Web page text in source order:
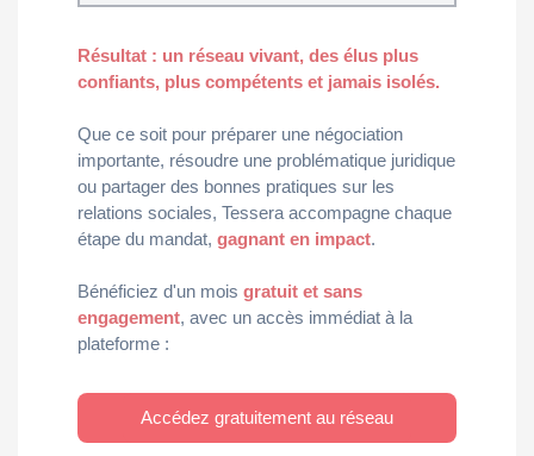
Résultat : un réseau vivant, des élus plus
confiants, plus compétents et jamais isolés.
Que ce soit pour préparer une négociation
importante, résoudre une problématique juridique
ou partager des bonnes pratiques sur les
relations sociales, Tessera accompagne chaque
étape du mandat, gagnant en impact.
Bénéficiez d'un mois gratuit et sans
engagement, avec un accès immédiat à la
plateforme :
Accédez gratuitement au réseau